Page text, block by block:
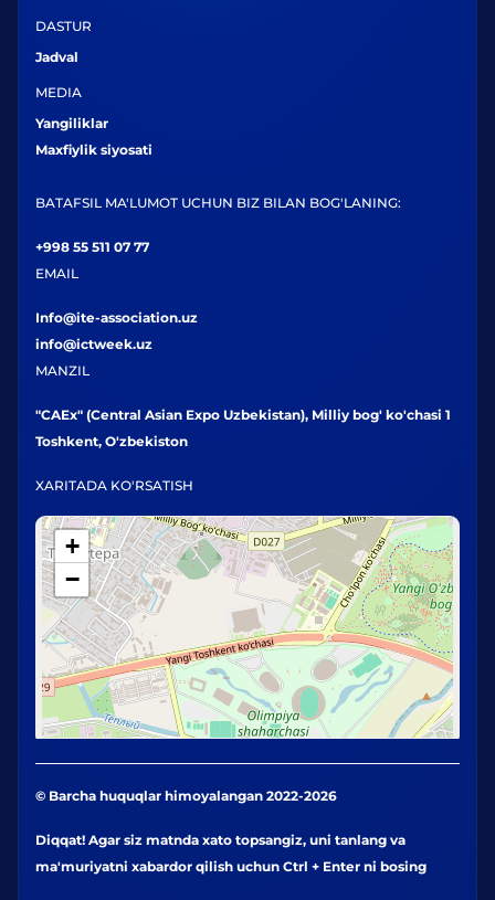
DASTUR
Jadval
MEDIA
Yangiliklar
Maxfiylik siyosati
BATAFSIL MA'LUMOT UCHUN BIZ BILAN BOG'LANING:
+998 55 511 07 77
EMAIL
Info@ite-association.uz
info@ictweek.uz
MANZIL
"CAEx" (Central Asian Expo Uzbekistan), Milliy bog' ko'chasi 1
Toshkent, O'zbekiston
XARITADA KO'RSATISH
+
−
© Barcha huquqlar himoyalangan 2022-2026
Diqqat! Agar siz matnda xato topsangiz, uni tanlang va
ma'muriyatni xabardor qilish uchun Ctrl + Enter ni bosing